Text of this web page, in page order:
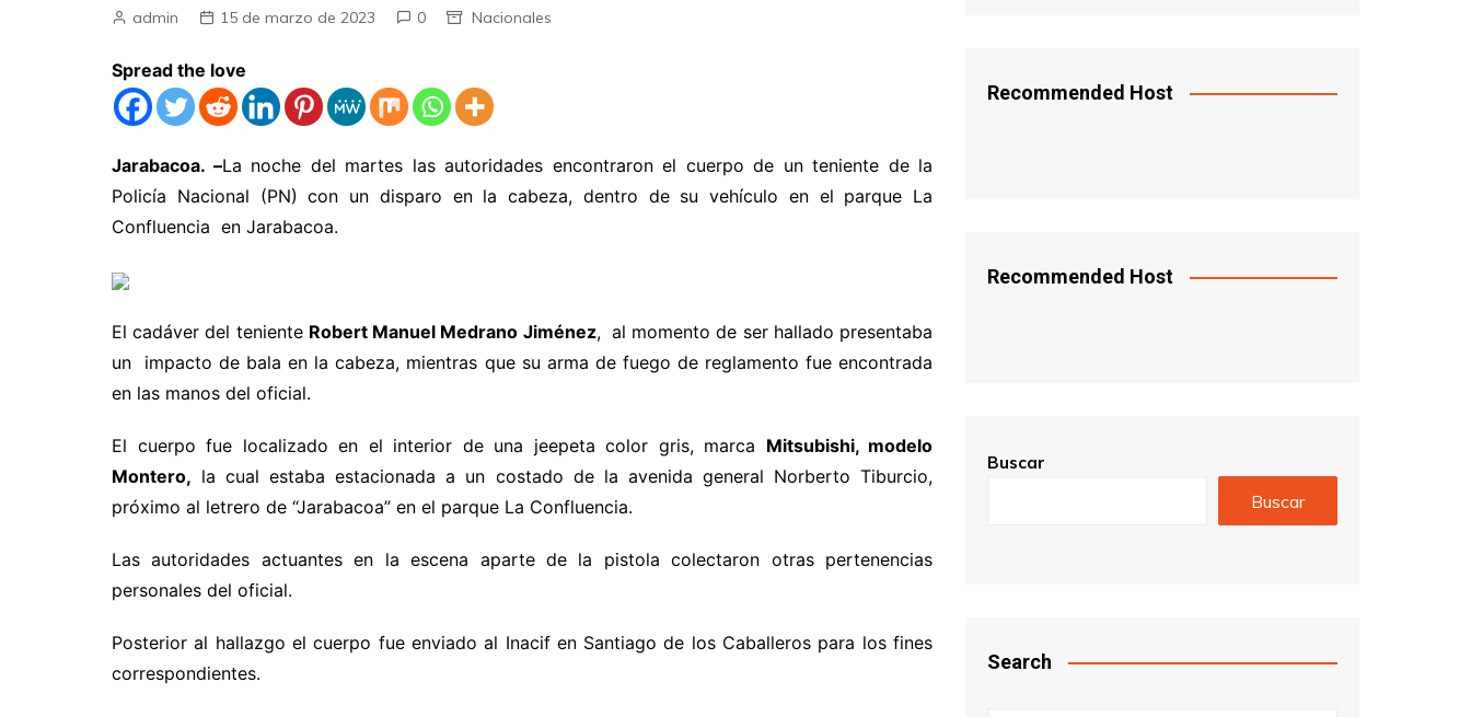
admin 15 de marzo de 2023 0 Nacionales
Spread the love
Jarabacoa. –La noche del martes las autoridades encontraron el cuerpo de un teniente de la
Policía Nacional (PN) con un disparo en la cabeza, dentro de su vehículo en el parque La
Confluencia en Jarabacoa.
El cadáver del teniente Robert Manuel Medrano Jiménez, al momento de ser hallado presentaba
un impacto de bala en la cabeza, mientras que su arma de fuego de reglamento fue encontrada
en las manos del oficial.
El cuerpo fue localizado en el interior de una jeepeta color gris, marca Mitsubishi, modelo
Montero, la cual estaba estacionada a un costado de la avenida general Norberto Tiburcio,
próximo al letrero de “Jarabacoa” en el parque La Confluencia.
Las autoridades actuantes en la escena aparte de la pistola colectaron otras pertenencias
personales del oficial.
Posterior al hallazgo el cuerpo fue enviado al Inacif en Santiago de los Caballeros para los fines
correspondientes.
Recommended Host
Recommended Host
Buscar
Buscar
Search